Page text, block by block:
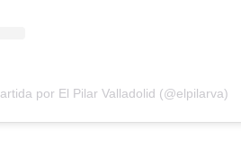
por El Pilar Valladolid (@elpilarva)